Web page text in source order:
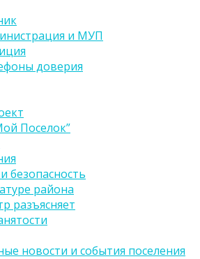
и МУП
доверия
Поселок”
безопасность
района
разъясняет
новости и события поселения